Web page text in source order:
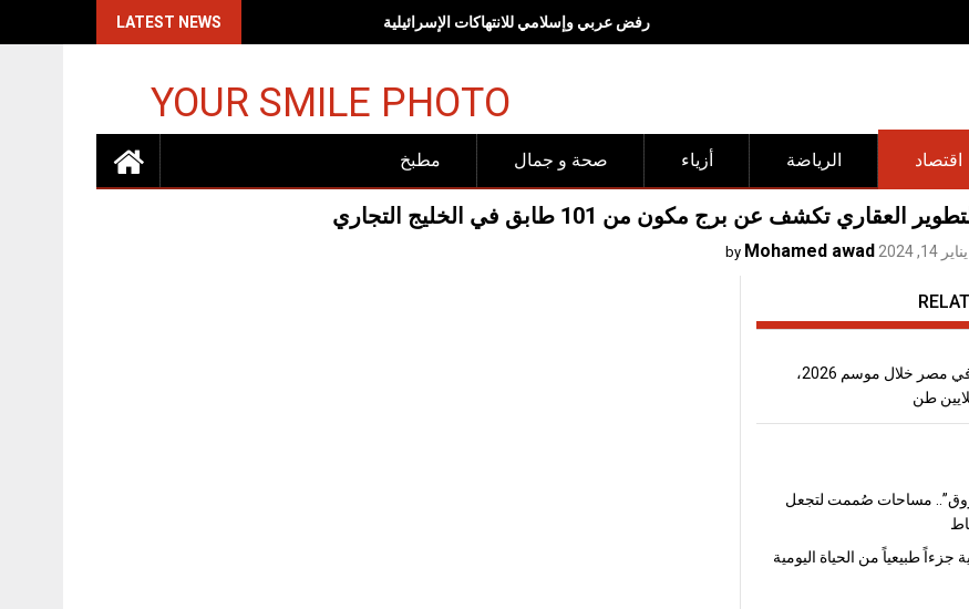
LATEST NEWS رفض عربي وإسلامي للانتهاكات الإسرائيلية
YOUR SMILE PHOTO
مطبخ صحة و جمال أزياء الرياضة اقتصاد
العقاري تكشف عن برج مكون من 101 طابق في الخليج التجاري
يناير 14, 2024 by
Mohamed awad
إنتاج القمح في مصر خلال موسم 2026،
مساحات صُممت لتجعل
جزءاً طبيعياً من الحياة اليومية